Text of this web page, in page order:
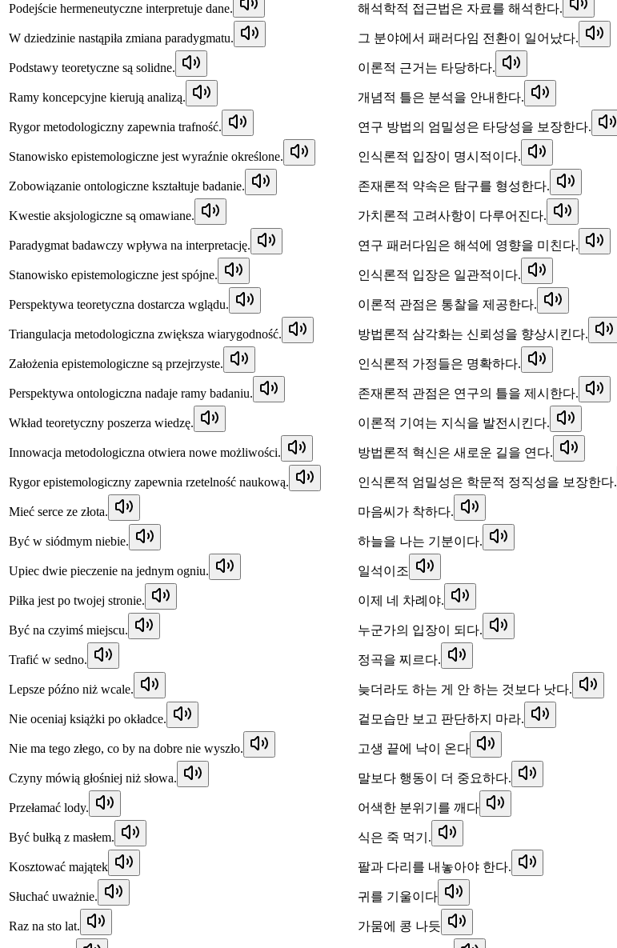
Podejście hermeneutyczne interpretuje dane. 해석학적 접근법은 자료를 해석한다.
W dziedzinie nastąpiła zmiana paradygmatu. 그 분야에서 패러다임 전환이 일어났다.
Podstawy teoretyczne są solidne. 이론적 근거는 타당하다.
Ramy koncepcyjne kierują analizą. 개념적 틀은 분석을 안내한다.
Rygor metodologiczny zapewnia trafność. 연구 방법의 엄밀성은 타당성을 보장한다.
Stanowisko epistemologiczne jest wyraźnie określone. 인식론적 입장이 명시적이다.
Zobowiązanie ontologiczne kształtuje badanie. 존재론적 약속은 탐구를 형성한다.
Kwestie aksjologiczne są omawiane. 가치론적 고려사항이 다루어진다.
Paradygmat badawczy wpływa na interpretację. 연구 패러다임은 해석에 영향을 미친다.
Stanowisko epistemologiczne jest spójne. 인식론적 입장은 일관적이다.
Perspektywa teoretyczna dostarcza wglądu. 이론적 관점은 통찰을 제공한다.
Triangulacja metodologiczna zwiększa wiarygodność. 방법론적 삼각화는 신뢰성을 향상시킨다.
Założenia epistemologiczne są przejrzyste. 인식론적 가정들은 명확하다.
Perspektywa ontologiczna nadaje ramy badaniu. 존재론적 관점은 연구의 틀을 제시한다.
Wkład teoretyczny poszerza wiedzę. 이론적 기여는 지식을 발전시킨다.
Innowacja metodologiczna otwiera nowe możliwości. 방법론적 혁신은 새로운 길을 연다.
Rygor epistemologiczny zapewnia rzetelność naukową. 인식론적 엄밀성은 학문적 정직성을 보장한다.
Mieć serce ze złota. 마음씨가 착하다.
Być w siódmym niebie. 하늘을 나는 기분이다.
Upiec dwie pieczenie na jednym ogniu. 일석이조
Piłka jest po twojej stronie. 이제 네 차례야.
Być na czyimś miejscu. 누군가의 입장이 되다.
Trafić w sedno. 정곡을 찌르다.
Lepsze późno niż wcale. 늦더라도 하는 게 안 하는 것보다 낫다.
Nie oceniaj książki po okładce. 겉모습만 보고 판단하지 마라.
Nie ma tego złego, co by na dobre nie wyszło. 고생 끝에 낙이 온다
Czyny mówią głośniej niż słowa. 말보다 행동이 더 중요하다.
Przełamać lody. 어색한 분위기를 깨다
Być bułką z masłem. 식은 죽 먹기.
Kosztować majątek 팔과 다리를 내놓아야 한다.
Słuchać uważnie. 귀를 기울이다
Raz na sto lat. 가뭄에 콩 나듯